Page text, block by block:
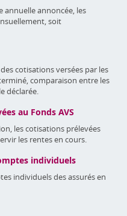
annuelle annoncée, les
soit
cotisations versées par les
comparaison entre les
déclarée.
au Fonds AVS
les cotisations prélevées
les rentes en cours.
individuels
individuels des assurés en